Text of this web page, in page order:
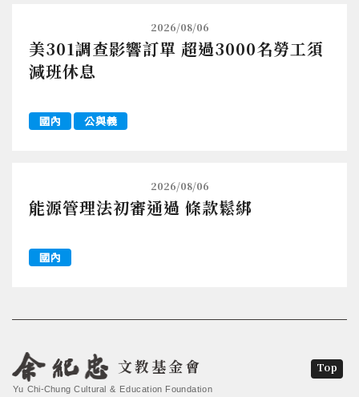
2026/08/06
美301調查影響訂單 超過3000名勞工須
減班休息
國內 公與義
2026/08/06
能源管理法初審通過 條款鬆綁
國內
文教基金會
Yu Chi-Chung Cultural & Education Foundation
Top